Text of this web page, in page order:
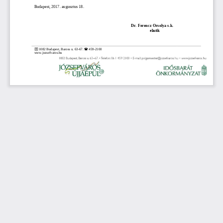
 1082 Budapest, Baross u. 63 67.  459- 2100
www.jozsefvaros.hu
Budapest, 2017 augusztus 18.
Dr. Ferencz Orsolya s.k.
elnök